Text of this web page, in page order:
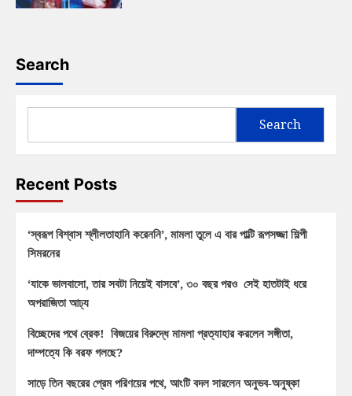
Search
Search
Recent Posts
‘স্বরূপ বিশ্বাস শ্লীলতাহানি করেননি’, মামলা তুলে এ বার পাল্টি রূপসজ্জা শিল্পী
সিমরনের
‘যাকে ভালবাসো, তার সবটা নিয়েই বাসবে’, ৩০ বছর পরও সেই হাতটাই ধরে
অপরাজিতা আঢ্য
বিচ্ছেদের পথে ব্রেক! বিজয়ের বিরুদ্ধে মামলা প্রত্যাহার করলেন সঙ্গীতা,
দাম্পত্যে কি বরফ গলছে?
সাড়ে তিন বছরের প্রেম পরিণয়ের পথে, আংটি বদল সারলেন অনুভব-অনুষ্কা